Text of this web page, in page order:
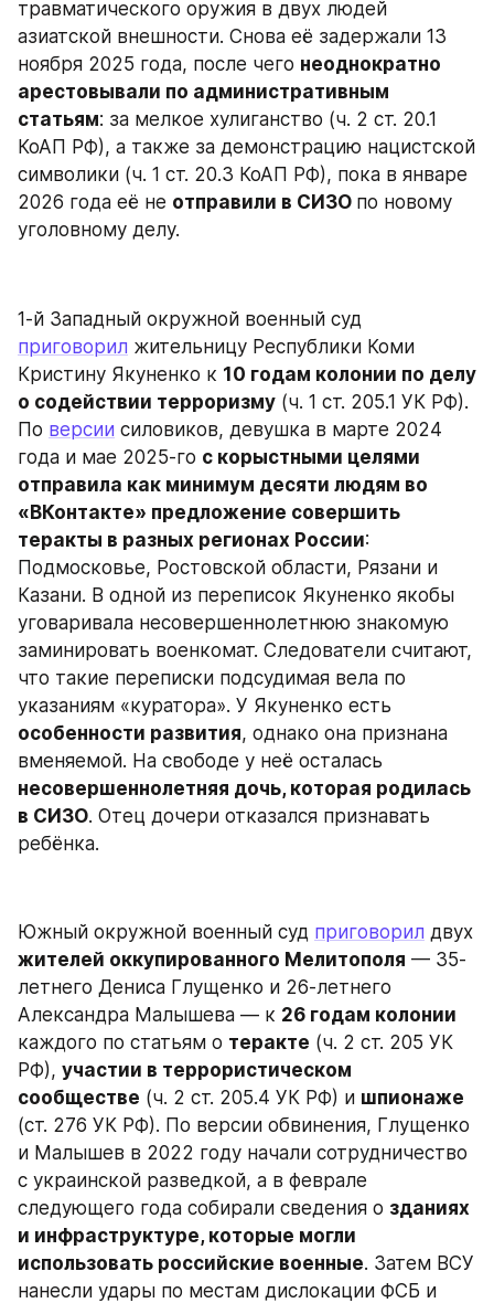
травматического оружия в двух людей
азиатской внешности. Снова её задержали 13
ноября 2025 года, после чего неоднократно
арестовывали по административным
статьям: за мелкое хулиганство (ч. 2 ст. 20.1
КоАП РФ), а также за демонстрацию нацистской
символики (ч. 1 ст. 20.3 КоАП РФ), пока в январе
2026 года её не отправили в СИЗО по новому
уголовному делу.
приговорил жительницу Республики Коми
Кристину Якуненко к 10 годам колонии по делу
о содействии терроризму (ч. 1 ст. 205.1 УК РФ).
По версии силовиков, девушка в марте 2024
года и мае 2025-го с корыстными целями
отправила как минимум десяти людям во
«ВКонтакте» предложение совершить
теракты в разных регионах России:
Подмосковье, Ростовской области, Рязани и
Казани. В одной из переписок Якуненко якобы
уговаривала несовершеннолетнюю знакомую
заминировать военкомат. Следователи считают,
что такие переписки подсудимая вела по
особенности развития, однако она признана
несовершеннолетняя дочь, которая родилась
в СИЗО. Отец дочери отказался признавать
ребёнка.
Южный окружной военный суд приговорил
жителей оккупированного Мелитополя — 35-
летнего Дениса Глущенко и 26-летнего
Александра Малышева — к 26 годам колонии
каждого по статьям о теракте (ч. 2 ст. 205 УК
РФ), участии в террористическом
сообществе (ч. 2 ст. 205.4 УК РФ) и шпионаже
(ст. 276 УК РФ). По версии обвинения, Глущенко
и Малышев в 2022 году начали сотрудничество
с украинской разведкой, а в феврале
следующего года собирали сведения о зданиях
и инфраструктуре, которые могли
использовать российские военные. Затем ВСУ
нанесли удары по местам дислокации ФСБ и